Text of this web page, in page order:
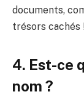
documents,
trésors cachés
4. Est-ce
nom ?